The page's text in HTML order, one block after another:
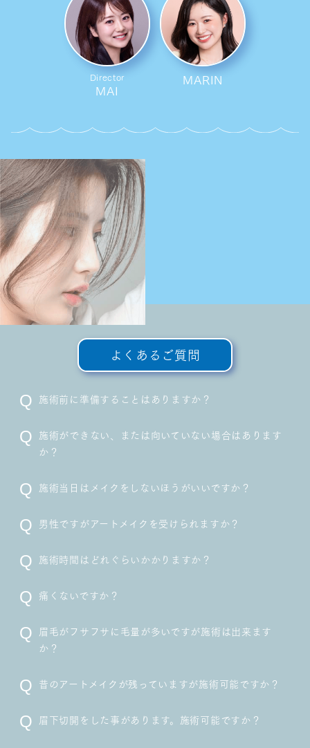
Director
MAI
MARIN
よくあるご質問
施術前に準備することはありますか？
施術ができない、または向いていない場合はあります
か？
施術当日はメイクをしないほうがいいですか？
男性ですがアートメイクを受けられますか？
施術時間はどれぐらいかかりますか？
痛くないですか？
眉毛がフサフサに毛量が多いですが施術は出来ます
か？
昔のアートメイクが残っていますが施術可能ですか？
眉下切開をした事があります。施術可能ですか？